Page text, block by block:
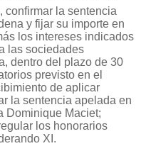
confirmar la sentencia
y fijar su importe en
los intereses indicados
las sociedades
dentro del plazo de 30
previsto en el
de aplicar
la sentencia apelada en
Dominique Maciet;
los honorarios
XI.